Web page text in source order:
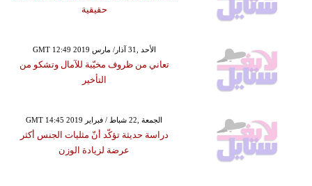
حقيقية
GMT 12:49 2019 الأحد ,31 آذار/ مارس
تعاني من ظروف مخيّبة للآمال وتشكو من
التأخير
GMT 14:45 2019 الجمعة ,22 شباط / فبراير
دراسة حديثة تؤكّد أنّ مثليات الجنس أكثر
عرضة لزيادة الوزن